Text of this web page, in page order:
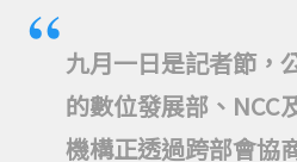
九月一日是記者節，
的數位發展部、NCC
機構正透過跨部會協